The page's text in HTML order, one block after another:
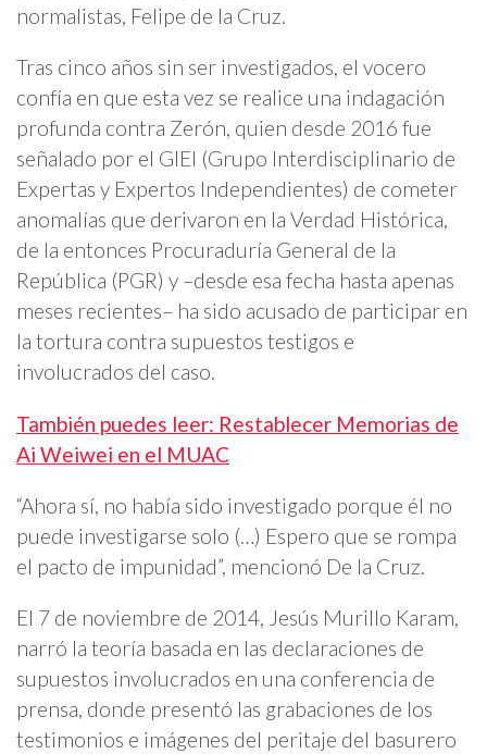
normalistas, Felipe de la Cruz.
Tras cinco años sin ser investigados, el vocero
confía en que esta vez se realice una indagación
profunda contra Zerón, quien desde 2016 fue
señalado por el GIEI (Grupo Interdisciplinario de
Expertas y Expertos Independientes) de cometer
anomalías que derivaron en la Verdad Histórica,
de la entonces Procuraduría General de la
República (PGR) y –desde esa fecha hasta apenas
meses recientes– ha sido acusado de participar en
la tortura contra supuestos testigos e
involucrados del caso.
También puedes leer: Restablecer Memorias de
Ai Weiwei en el MUAC
“Ahora sí, no había sido investigado porque él no
puede investigarse solo (…) Espero que se rompa
el pacto de impunidad”, mencionó De la Cruz.
El 7 de noviembre de 2014, Jesús Murillo Karam,
narró la teoría basada en las declaraciones de
supuestos involucrados en una conferencia de
prensa, donde presentó las grabaciones de los
testimonios e imágenes del peritaje del basurero